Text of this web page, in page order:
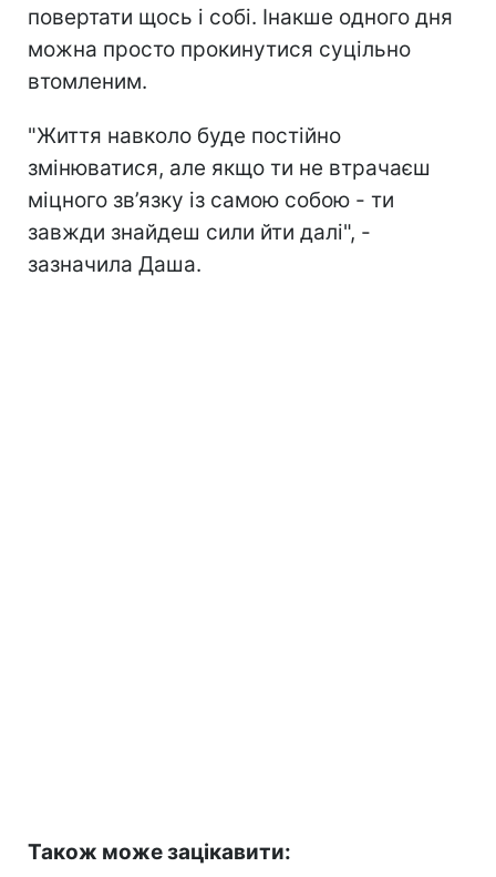
повертати щось і собі. Інакше одного дня
можна просто прокинутися суцільно
втомленим.
"Життя навколо буде постійно
змінюватися, але якщо ти не втрачаєш
міцного зв’язку із самою собою - ти
завжди знайдеш сили йти далі", -
зазначила Даша.
Також може зацікавити: